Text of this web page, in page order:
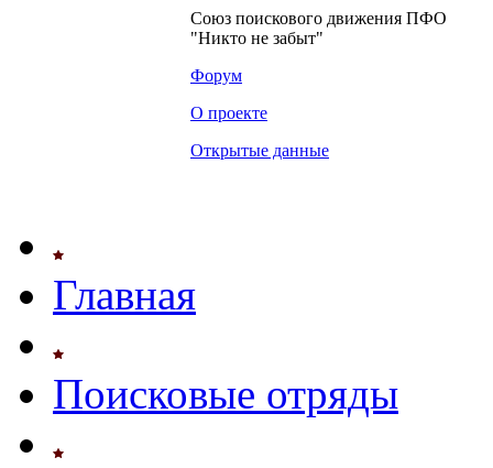
Союз поискового движения ПФО
"Никто не забыт"
Форум
О проекте
Открытые данные
Главная
Поисковые отряды